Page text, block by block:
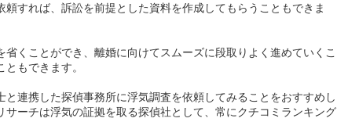
すれば、訴訟を前提とした資料を作成してもらうこともできま
省くことができ、離婚に向けてスムーズに段取りよく進めていくこ
もできます。
と連携した探偵事務所に浮気調査を依頼してみることをおすすめし
サーチは浮気の証拠を取る探偵社として、常にクチコミランキング